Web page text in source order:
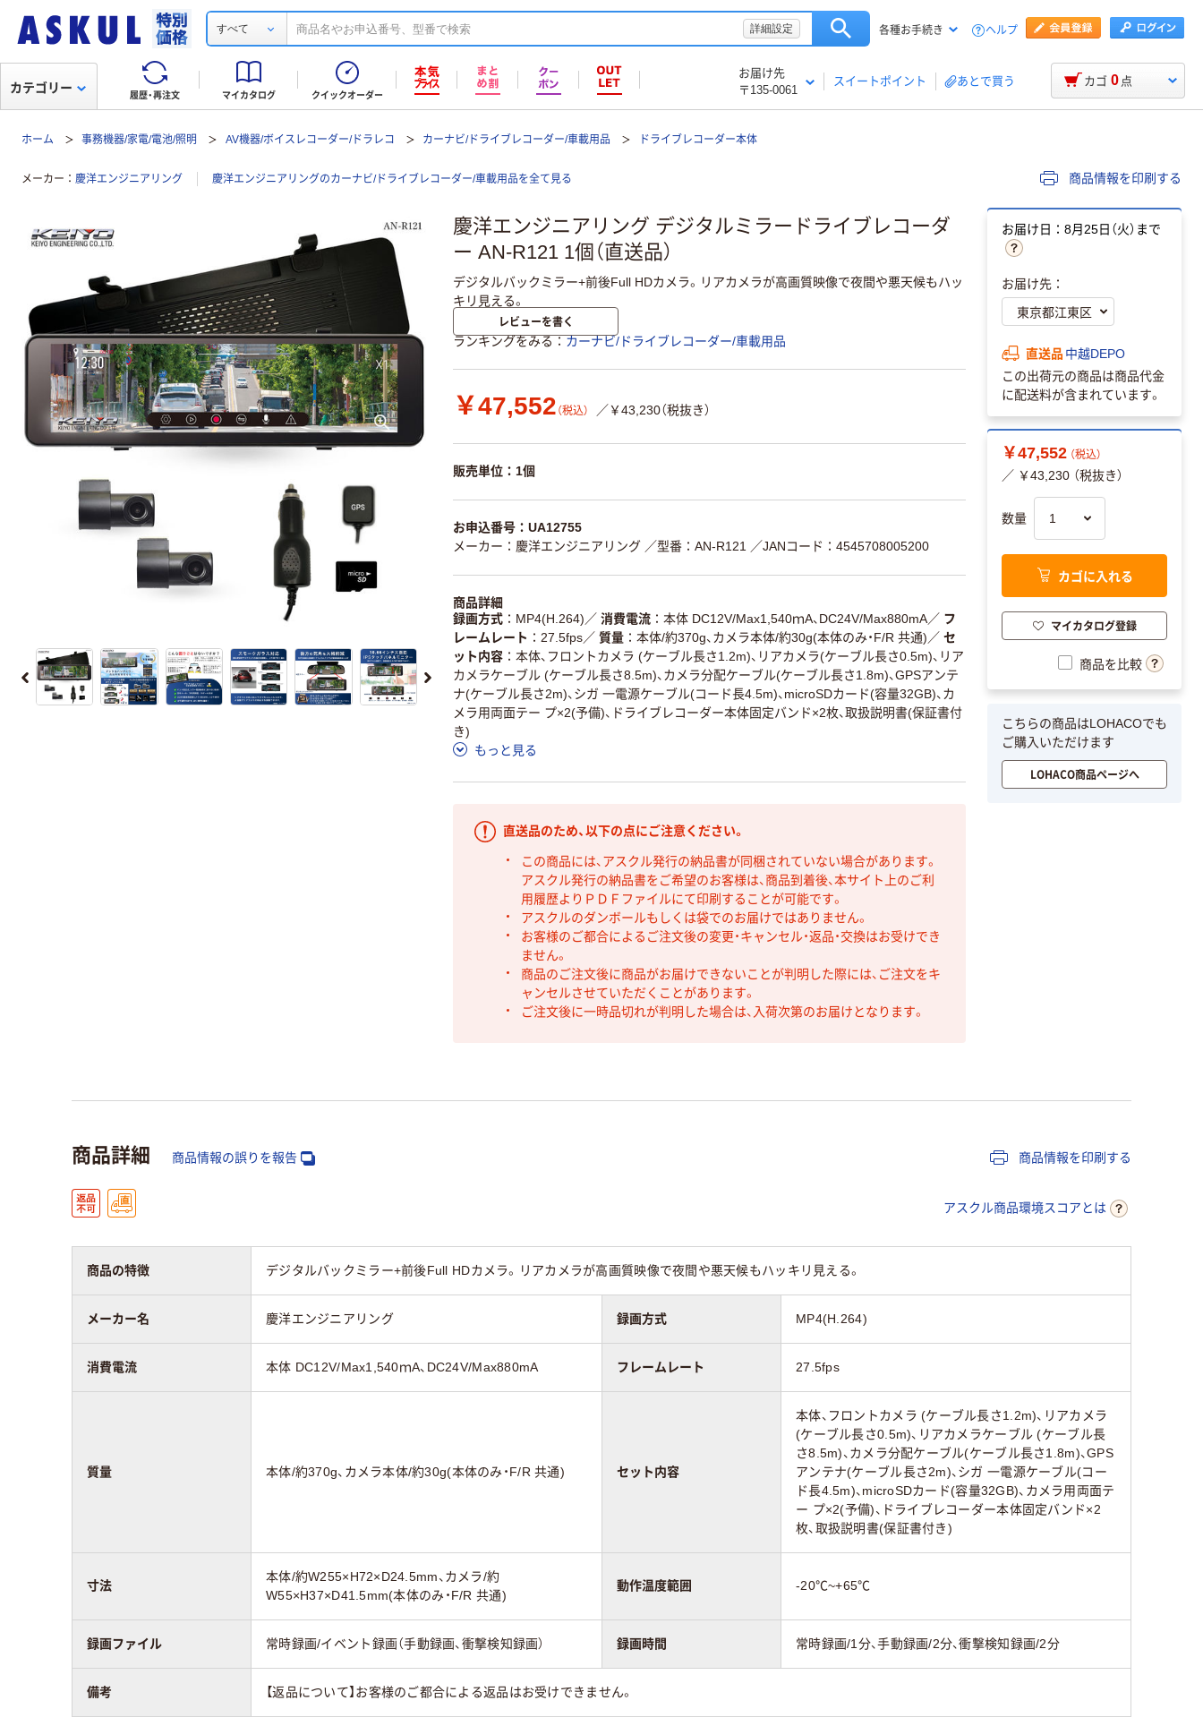
すべて 詳細設定 各種お手続き ヘルプ
履歴・再注文 マイカタログ クイックオーダー
お届け先
〒135-0061
スイートポイント あとで買う
カテゴリー カゴ 0 点
ホーム 事務機器/家電/電池/照明 AV機器/ボイスレコーダー/ドラレコ カーナビ/ドライブレコーダー/車載用品 ドライブレコーダー本体
メーカー 慶洋エンジニアリング 慶洋エンジニアリングのカーナビ/ドライブレコーダー/車載用品を全て見る 商品情報を印刷する
慶洋エンジニアリング デジタルミラードライブレコーダ
ー AN-R121 1個（直送品）
デジタルバックミラー+前後Full HDカメラ。リアカメラが高画質映像で夜間や悪天候もハッ
キリ見える。
レビューを書く
ランキングをみる カーナビ/ドライブレコーダー/車載用品
￥47,552 （税込） ／￥43,230（税抜き）
販売単位：1個
お申込番号：UA12755
メーカー：慶洋エンジニアリング ／型番：AN-R121 ／JANコード：4545708005200
商品詳細
録画方式
MP4(H.264) ／ 消費電流 本体 DC12V/Max1,540ｍA、DC24V/Max880mA／ フ
レームレート
27.5fps／ 質量 本体/約370g、カメラ本体/約30g(本体のみ・F/R 共通) ／ セ
ット内容
本体、フロントカメラ (ケーブル長さ1.2m)、リアカメラ(ケーブル長さ0.5m)、リア
カメラケーブル (ケーブル長さ8.5m)、カメラ分配ケーブル(ケーブル長さ1.8m)、GPSアンテ
ナ(ケーブル長さ2m)、シガ 一電源ケーブル(コード長4.5m)、microSDカード(容量32GB)、カ
メラ用両面テー プ×2(予備)、ドライブレコーダー本体固定バンド×2枚、取扱説明書(保証書付
き)
もっと見る
直送品のため、以下の点にご注意ください。
この商品には、アスクル発行の納品書が同梱されていない場合があります。
アスクル発行の納品書をご希望のお客様は、商品到着後、本サイト上のご利
用履歴よりＰＤＦファイルにて印刷することが可能です。
アスクルのダンボールもしくは袋でのお届けではありません。
お客様のご都合によるご注文後の変更・キャンセル・返品・交換はお受けでき
ません。
商品のご注文後に商品がお届けできないことが判明した際には、ご注文をキ
ャンセルさせていただくことがあります。
ご注文後に一時品切れが判明した場合は、入荷次第のお届けとなります。
お届け日：8月25日（火）まで
お届け先：
直送品 中越DEPO
この出荷元の商品は商品代金
に配送料が含まれています。
￥47,552 （税込）
／ ￥43,230 （税抜き）
数量
カゴに入れる
マイカタログ登録
商品を比較
こちらの商品はLOHACOでも
ご購入いただけます
LOHACO商品ページへ
商品詳細 商品情報の誤りを報告 商品情報を印刷する
アスクル商品環境スコアとは
商品の特徴 デジタルバックミラー+前後Full HDカメラ。リアカメラが高画質映像で夜間や悪天候もハッキリ見える。
メーカー名 慶洋エンジニアリング 録画方式 MP4(H.264)
消費電流 本体 DC12V/Max1,540ｍA、DC24V/Max880mA フレームレート 27.5fps
質量 本体/約370g、カメラ本体/約30g(本体のみ・F/R 共通) セット内容
本体、フロントカメラ (ケーブル長さ1.2m)、リアカメラ
(ケーブル長さ0.5m)、リアカメラケーブル (ケーブル長
さ8.5m)、カメラ分配ケーブル(ケーブル長さ1.8m)、GPS
アンテナ(ケーブル長さ2m)、シガ 一電源ケーブル(コー
ド長4.5m)、microSDカード(容量32GB)、カメラ用両面テ
ー プ×2(予備)、ドライブレコーダー本体固定バンド×2
枚、取扱説明書(保証書付き)
寸法
本体/約W255×H72×D24.5mm、カメラ/約
W55×H37×D41.5mm(本体のみ・F/R 共通)
動作温度範囲 -20℃~+65℃
録画ファイル 常時録画/イベント録画（手動録画、衝撃検知録画） 録画時間 常時録画/1分、手動録画/2分、衝撃検知録画/2分
備考 【返品について】お客様のご都合による返品はお受けできません。